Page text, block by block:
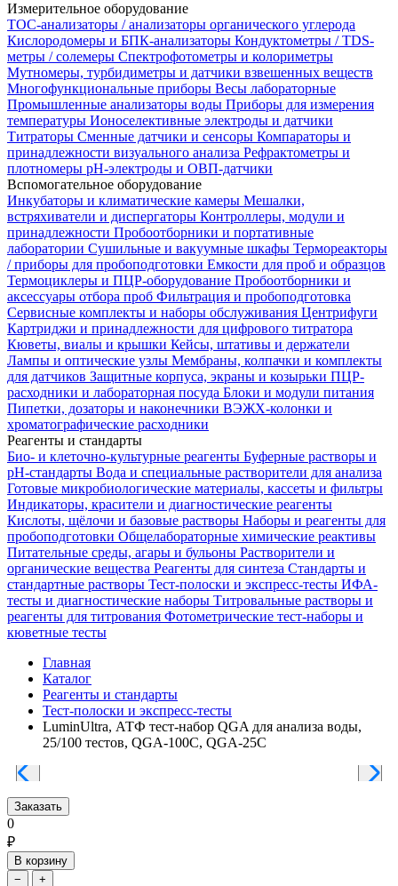
Измерительное оборудование
TOC-анализаторы / анализаторы органического углерода
Кислородомеры и БПК-анализаторы Кондуктометры / TDS-
метры / солемеры Спектрофотометры и колориметры
Мутномеры, турбидиметры и датчики взвешенных веществ
Многофункциональные приборы Весы лабораторные
Промышленные анализаторы воды Приборы для измерения
температуры Ионоселективные электроды и датчики
Титраторы Сменные датчики и сенсоры Компараторы и
принадлежности визуального анализа Рефрактометры и
плотномеры pH-электроды и ОВП-датчики
Вспомогательное оборудование
Инкубаторы и климатические камеры Мешалки,
встряхиватели и диспергаторы Контроллеры, модули и
принадлежности Пробоотборники и портативные
лаборатории Сушильные и вакуумные шкафы Термореакторы
/ приборы для пробоподготовки Емкости для проб и образцов
Термоциклеры и ПЦР-оборудование Пробоотборники и
аксессуары отбора проб Фильтрация и пробоподготовка
Сервисные комплекты и наборы обслуживания Центрифуги
Картриджи и принадлежности для цифрового титратора
Кюветы, виалы и крышки Кейсы, штативы и держатели
Лампы и оптические узлы Мембраны, колпачки и комплекты
для датчиков Защитные корпуса, экраны и козырьки ПЦР-
расходники и лабораторная посуда Блоки и модули питания
Пипетки, дозаторы и наконечники ВЭЖХ-колонки и
хроматографические расходники
Реагенты и стандарты
Био- и клеточно-культурные реагенты Буферные растворы и
pH-стандарты Вода и специальные растворители для анализа
Готовые микробиологические материалы, кассеты и фильтры
Индикаторы, красители и диагностические реагенты
Кислоты, щёлочи и базовые растворы Наборы и реагенты для
пробоподготовки Общелабораторные химические реактивы
Питательные среды, агары и бульоны Растворители и
органические вещества Реагенты для синтеза Стандарты и
стандартные растворы Тест-полоски и экспресс-тесты ИФА-
тесты и диагностические наборы Титровальные растворы и
реагенты для титрования Фотометрические тест-наборы и
кюветные тесты
Главная
Каталог
Реагенты и стандарты
Тест-полоски и экспресс-тесты
LuminUltra, АТФ тест-набор QGA для анализа воды,
25/100 тестов, QGA-100C, QGA-25C
Заказать
0
₽
В корзину
−
+